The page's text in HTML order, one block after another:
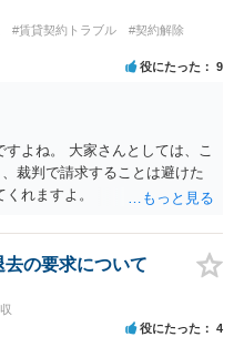
#賃貸契約トラブル
#契約解除
役にたった 9
よね。 大家さんとしては、こ
裁判で請求することは避けた
れますよ。
の要求について
役にたった 4